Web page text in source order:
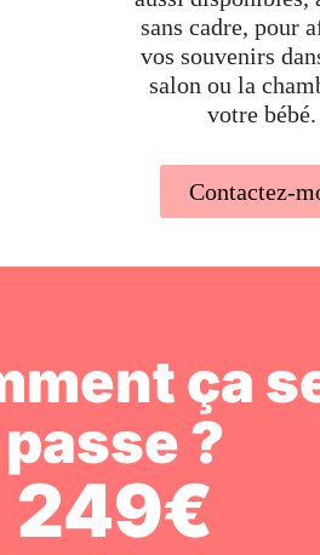
sans cadre, pour
vos souvenirs
salon ou la
votre bébé.
Contactez-
ça
passe ?
249€